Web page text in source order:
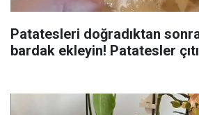
Patatesleri doğradıktan
bardak ekleyin! Patatesler